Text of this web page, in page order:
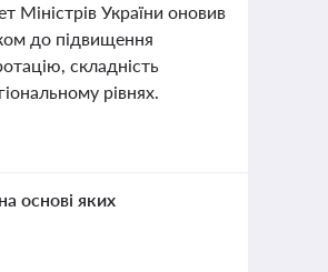
Міністрів України оновив
до підвищення
складність
рівнях.
основі яких